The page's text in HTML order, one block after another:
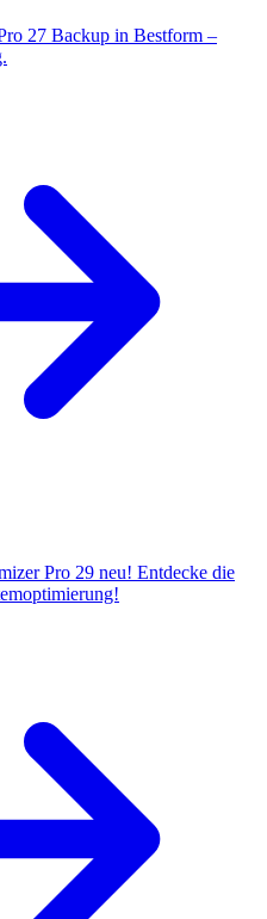
27 Backup in Bestform –
Pro 29 neu! Entdecke die